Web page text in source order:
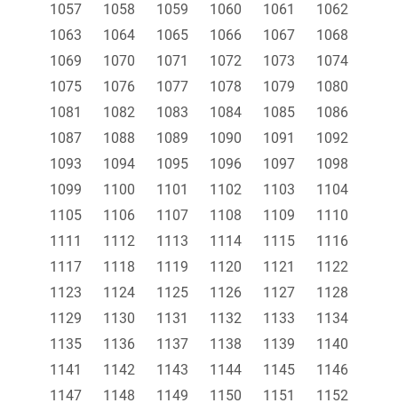
1057
1058 1059 1060 1061
1062
1063
1064 1065 1066 1067
1068
1069
1070 1071 1072 1073
1074
1075
1076 1077 1078 1079
1080
1081
1082 1083 1084 1085
1086
1087
1088 1089 1090 1091
1092
1093
1094 1095 1096 1097
1098
1099
1100 1101 1102 1103
1104
1105
1106 1107 1108 1109
1110
1111
1112 1113 1114 1115
1116
1117
1118 1119 1120 1121
1122
1123
1124 1125 1126 1127
1128
1129
1130 1131 1132 1133
1134
1135
1136 1137 1138 1139
1140
1141
1142 1143 1144 1145
1146
1147
1148 1149 1150 1151 1152